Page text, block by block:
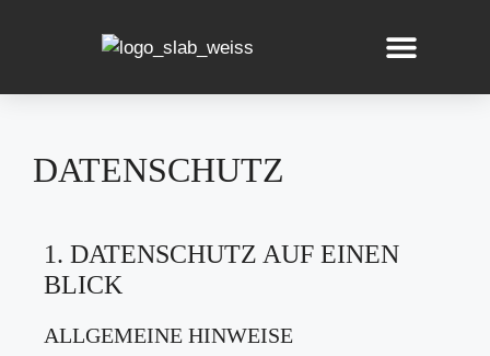
DATENSCHUTZ
1. DATENSCHUTZ AUF EINEN
BLICK
ALLGEMEINE HINWEISE